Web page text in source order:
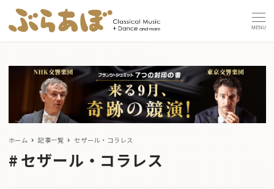
MENU
ホーム 記事一覧 セザール・コラレス
セザール・コラレス